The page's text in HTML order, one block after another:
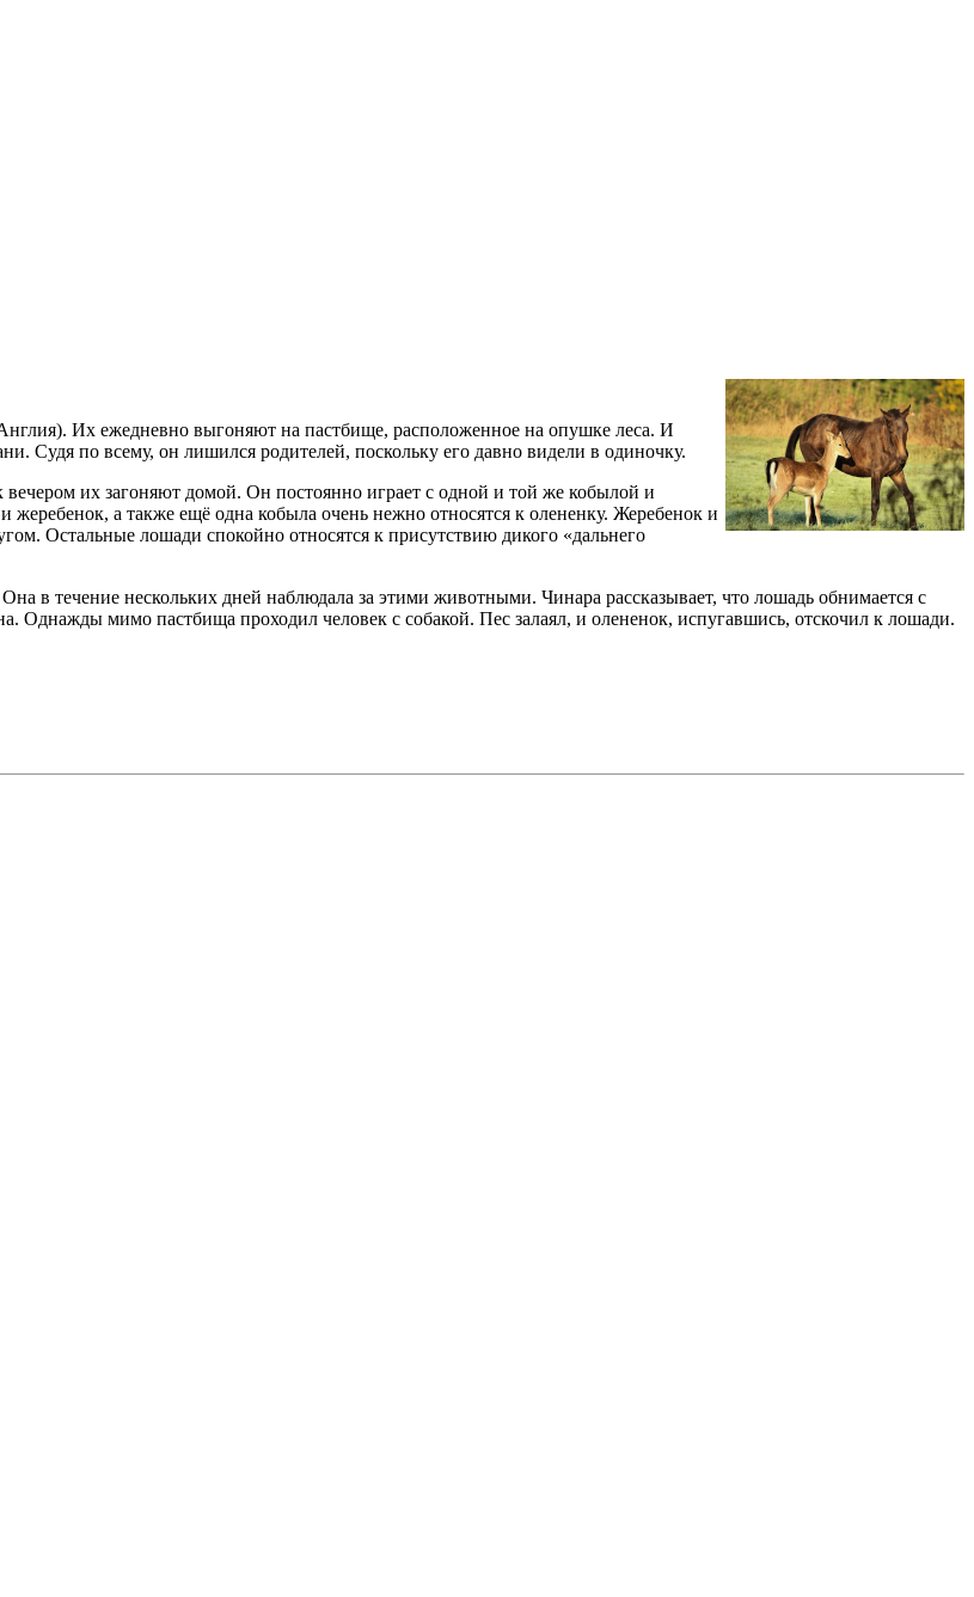
Их ежедневно выгоняют на пастбище, расположенное на опушке леса. И
Судя по всему, он лишился родителей, поскольку его давно видели в одиночку.
их загоняют домой. Он постоянно играет с одной и той же кобылой и
а также ещё одна кобыла очень нежно относятся к олененку. Жеребенок и
Остальные лошади спокойно относятся к присутствию дикого «дальнего
в течение нескольких дней наблюдала за этими животными. Чинара рассказывает, что лошадь обнимается с
Однажды мимо пастбища проходил человек с собакой. Пес залаял, и олененок, испугавшись, отскочил к лошади.